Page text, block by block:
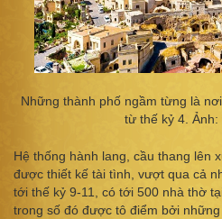
Những thành phố ngầm từng là
từ thế kỷ 4. Ảnh:
Hệ thống hành lang, cầu thang lên
được thiết kế tài tình, vượt qua cả
tới thế kỷ 9-11, có tới 500 nhà thờ
trong số đó được tô điểm bởi